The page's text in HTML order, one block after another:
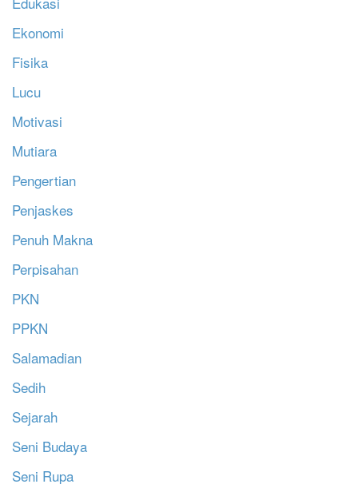
Ekonomi
Fisika
Lucu
Motivasi
Mutiara
Pengertian
Penjaskes
Penuh Makna
Perpisahan
PKN
PPKN
Salamadian
Sedih
Sejarah
Seni Budaya
Seni Rupa